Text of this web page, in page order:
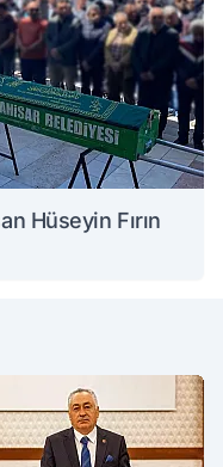
Hüseyin Fırın